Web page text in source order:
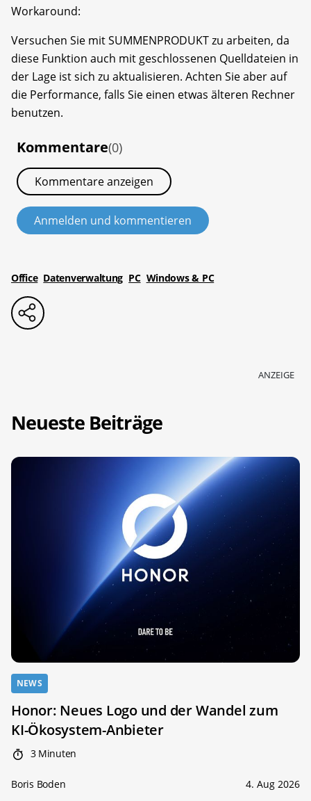
Workaround:
Versuchen Sie mit SUMMENPRODUKT zu arbeiten, da
diese Funktion auch mit geschlossenen Quelldateien in
der Lage ist sich zu aktualisieren. Achten Sie aber auf
die Performance, falls Sie einen etwas älteren Rechner
benutzen.
Kommentare(0)
Kommentare anzeigen
Anmelden und kommentieren
Office Datenverwaltung PC Windows & PC
ANZEIGE
Neueste Beiträge
NEWS
Honor: Neues Logo und der Wandel zum
KI-Ökosystem-Anbieter
3 Minuten
Boris Boden 4. Aug 2026